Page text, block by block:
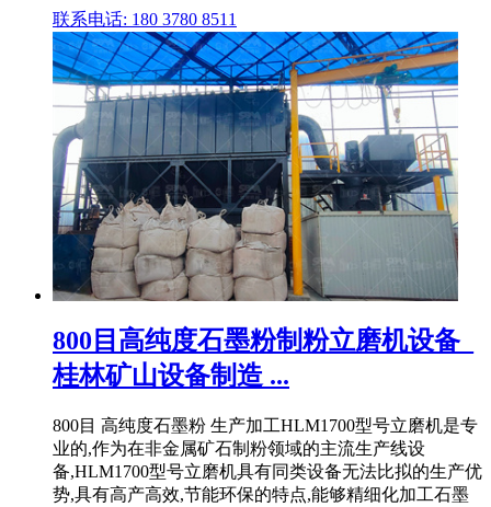
联系电话: 180 3780 8511
800目高纯度石墨粉制粉立磨机设备_
桂林矿山设备制造 ...
800目 高纯度石墨粉 生产加工HLM1700型号立磨机是专
业的,作为在非金属矿石制粉领域的主流生产线设
备,HLM1700型号立磨机具有同类设备无法比拟的生产优
势,具有高产高效,节能环保的特点,能够精细化加工石墨